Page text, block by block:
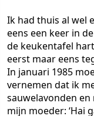
Ik had thuis al wel
eens een keer in
de keukentafel
eerst maar eens
In januari 1985
vernemen dat ik
sauwelavonden
mijn moeder: ‘Hai